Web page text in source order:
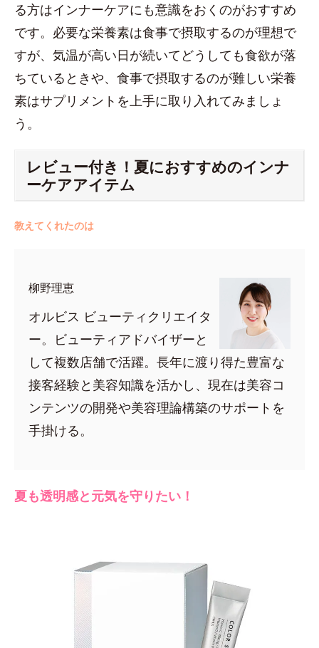
る方はインナーケアにも意識をおくのがおすすめ
です。必要な栄養素は食事で摂取するのが理想で
すが、気温が高い日が続いてどうしても食欲が落
ちているときや、食事で摂取するのが難しい栄養
素はサプリメントを上手に取り入れてみましょ
う。
レビュー付き！夏におすすめのインナ
ーケアアイテム
教えてくれたのは
柳野理恵
オルビス ビューティクリエイタ
ー。ビューティアドバイザーと
して複数店舗で活躍。長年に渡り得た豊富な
接客経験と美容知識を活かし、現在は美容コ
ンテンツの開発や美容理論構築のサポートを
手掛ける。
夏も透明感と元気を守りたい！